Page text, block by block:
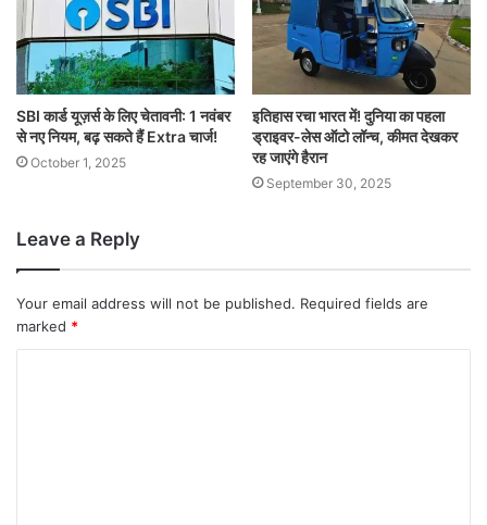
SBI कार्ड यूज़र्स के लिए चेतावनी: 1 नवंबर
से नए नियम, बढ़ सकते हैं Extra चार्ज!
October 1, 2025
इतिहास रचा भारत में! दुनिया का पहला
ड्राइवर-लेस ऑटो लॉन्च, कीमत देखकर
रह जाएंगे हैरान
September 30, 2025
Leave a Reply
Your email address will not be published. Required fields are
marked *